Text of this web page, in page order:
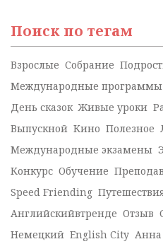
Поиск по тегам
Взрослые Собрание
Международные программы
День сказок Живые уроки
Выпускной Кино Полезное
Международные экзамены
Конкурс Обучение
Speed Friending
Английскийвтренде Отзыв
Немецкий English City